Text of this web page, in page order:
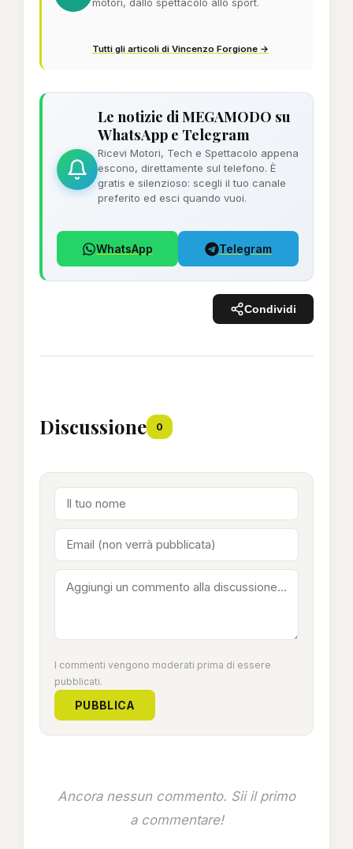
motori, dallo spettacolo allo sport.
Tutti gli articoli di Vincenzo Forgione →
Le notizie di MEGAMODO su
WhatsApp e Telegram
Ricevi Motori, Tech e Spettacolo appena
escono, direttamente sul telefono. È
gratis e silenzioso: scegli il tuo canale
preferito ed esci quando vuoi.
WhatsApp Telegram
Condividi
Discussione 0
I commenti vengono moderati prima di essere
pubblicati.
PUBBLICA
Ancora nessun commento. Sii il primo
a commentare!